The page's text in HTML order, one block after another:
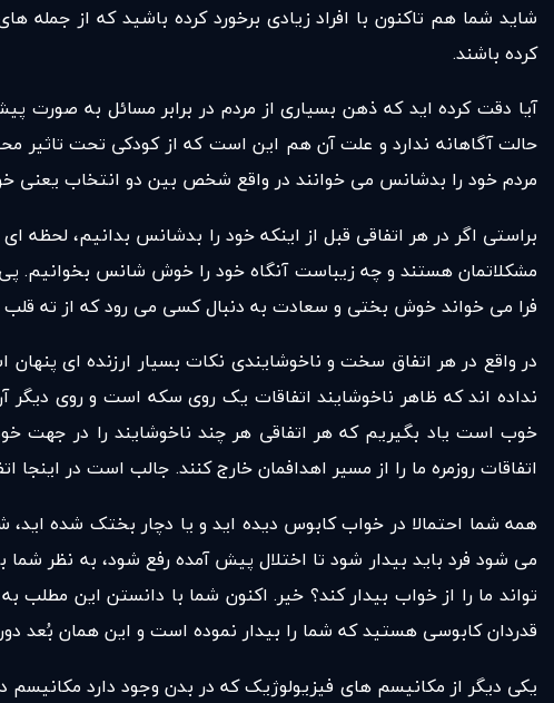
شاید شما هم تاکنون با افراد زیادی برخورد کرده باشید که از
کرده باشند.
آیا دقت کرده اید که ذهن بسیاری از مردم در برابر مسائل به
حالت آگاهانه ندارد و علت آن هم این است که از کودکی تحت تاثیر
مردم خود را بدشانس می خوانند در واقع شخص بین دو انتخاب یعنی
براستی اگر در هر اتفاقی قبل از اینکه خود را بدشانس بدانیم،
مشکلاتمان هستند و چه زیباست آنگاه خود را خوش شانس بخوانیم.
فرا می خواند خوش بختی و سعادت به دنبال کسی می رود که از ته قلب
در واقع در هر اتفاق سخت و ناخوشایندی نکات بسیار ارزنده ای
نداده اند که ظاهر ناخوشایند اتفاقات یک روی سکه است و روی دیگر
خوب است یاد بگیریم که هر اتفاقی هر چند ناخوشایند را در جهت
اتفاقات روزمره ما را از مسیر اهدافمان خارج کنند. جالب است در
همه شما احتمالا در خواب کابوس دیده اید و یا دچار بختک شده اید،
می شود فرد باید بیدار شود تا اختلال پیش آمده رفع شود، به نظر
تواند ما را از خواب بیدار کند؟ خیر. اکنون شما با دانستن این مطلب
قدردان کابوسی هستید که شما را بیدار نموده است و این همان بُعد
یکی دیگر از مکانیسم های فیزیولوژیک که در بدن وجود دارد